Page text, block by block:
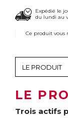
Expédié le
du lundi au
Ce produit vous
LE
Trois actifs